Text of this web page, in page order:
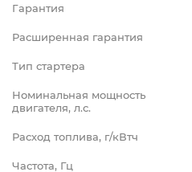
Гарантия
Расширенная гарантия
Тип стартера
Номинальная мощность
двигателя, л.с.
Расход топлива, г/кВтч
Частота, Гц